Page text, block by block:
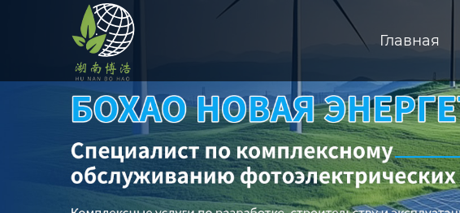
Главная